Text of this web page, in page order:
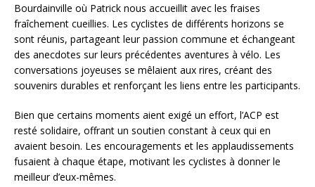
Bourdainville où Patrick nous accueillit avec les fraises
fraîchement cueillies. Les cyclistes de différents horizons se
sont réunis, partageant leur passion commune et échangeant
des anecdotes sur leurs précédentes aventures à vélo. Les
conversations joyeuses se mêlaient aux rires, créant des
souvenirs durables et renforçant les liens entre les participants.
Bien que certains moments aient exigé un effort, l’ACP est
resté solidaire, offrant un soutien constant à ceux qui en
avaient besoin. Les encouragements et les applaudissements
fusaient à chaque étape, motivant les cyclistes à donner le
meilleur d’eux-mêmes.